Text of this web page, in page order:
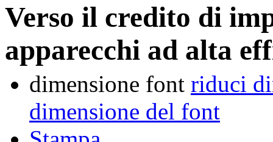
Verso il credito di
apparecchi ad alta
dimensione font riduci
dimensione del font